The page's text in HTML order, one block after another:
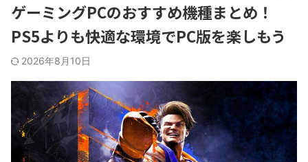
ゲーミングPCのおすすめ機種まとめ！
PS5よりも快適な環境でPC版を楽しもう
2026年8月10日